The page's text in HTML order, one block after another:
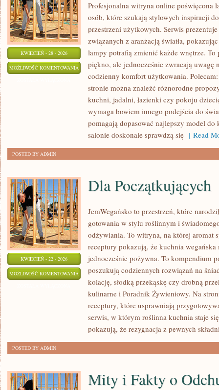
KWIECIEŃ - 28 - 2026
MOŻLIWOŚĆ KOMENTOWANIA OŚWIETLENIE
Profesjonalna witryna online poświęcona
osób, które szukają stylowych inspiracji
przestrzeni użytkowych. Serwis
związanych z aranżacją światła,
lampy potrafią zmienić każde wnętrze.
piękno, ale jednocześnie zwracają uwagę
codzienny komfort użytkowania.
stronie można znaleźć różnorodne
kuchni, jadalni, łazienki czy pokoju
wymaga bowiem innego podejścia do
pomagają dopasować najlepszy model
salonie doskonale sprawdzą się [ Read
POSTED BY ADMIN
KWIECIEŃ - 22 - 2026
MOŻLIWOŚĆ KOMENTOWANIA
POCZĄTKUJĄCYCH
Dla Początkujących
JemWegańsko to przestrzeń, które
gotowania w stylu roślinnym i
odżywiania. To witryna, na której aromat
receptury pokazują, że kuchnia
jednocześnie pożywna. To kompendium
poszukują codziennych rozwiązań na
kolację, słodką przekąskę czy drobną
kulinarne i Poradnik Żywieniowy. Na
receptury, które usprawniają
serwis, w którym roślinna kuchnia staje
pokazują, że rezygnacja z pewnych
POSTED BY ADMIN
Mity i Fakty o